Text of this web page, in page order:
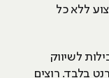
ללא כל
לשיווק
בלבד. רוצים